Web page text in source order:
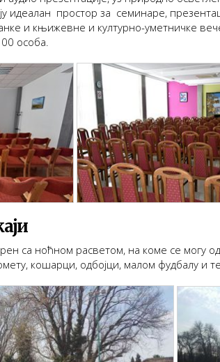
идеалан простор за семинаре,
и књижевне и културно-уметничке
особа.
са ноћном расветом, на коме се могу
кошарци, одбојци, малом фудбалу и